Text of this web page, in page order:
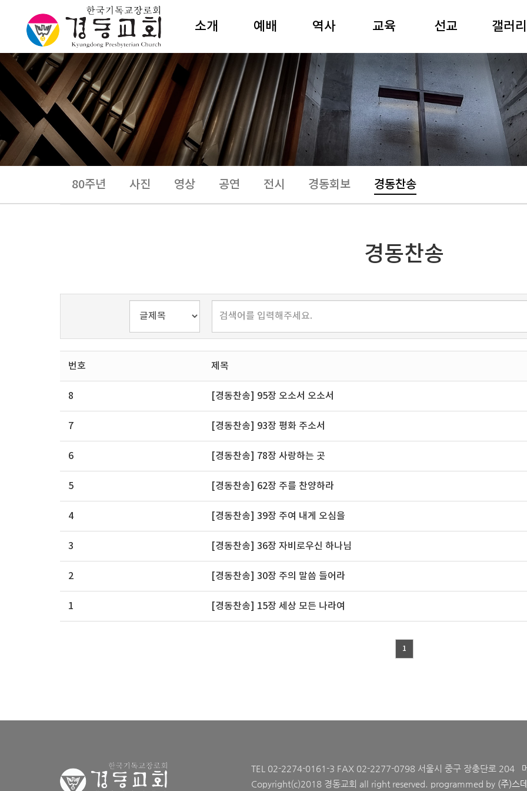
소개
담임목사
섬기는이
교회조직
예배안내
새교우안내
예전해설
건축소개
예배
주일예배
성경강해
수요예배
절기예배
특별예배
예배음악
주보
역사
역사연표
여해 강원용
목사
장공 김재준
교육
성경공부
경동강좌
경동아카데미
유치부
어린이부
중고등부
청년부
선교
선교와 나눔
국제협력
갤러리
80주년
사진
영상
공연
전시
경동회보
80주년 사진 영상 공연 전시 경동회보 경동찬송
경동찬송
번호 제목
8 [경동찬송] 95장 오소서 오소서
7 [경동찬송] 93장 평화 주소서
6 [경동찬송] 78장 사랑하는 곳
5 [경동찬송] 62장 주를 찬양하라
4 [경동찬송] 39장 주여 내게 오심을
3 [경동찬송] 36장 자비로우신 하나님
2 [경동찬송] 30장 주의 말씀 들어라
1 [경동찬송] 15장 세상 모든 나라여
1
TEL 02-2274-0161-3 FAX 02-2277-0798 서울시 중구 장충단로 204
Copyright(c)2018 경동교회 all right reserved. programmed by (주)스